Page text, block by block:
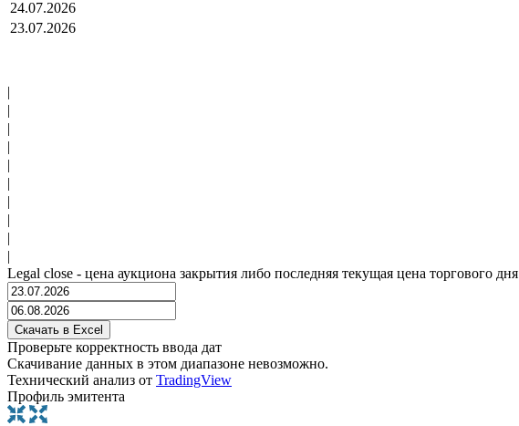
24.07.2026
23.07.2026
|
|
|
|
|
|
|
|
|
|
Legal close - цена аукциона закрытия либо последняя текущая цена торгового дня
Проверьте корректность ввода дат
Скачивание данных в этом диапазоне невозможно.
Технический анализ от TradingView
Профиль эмитента